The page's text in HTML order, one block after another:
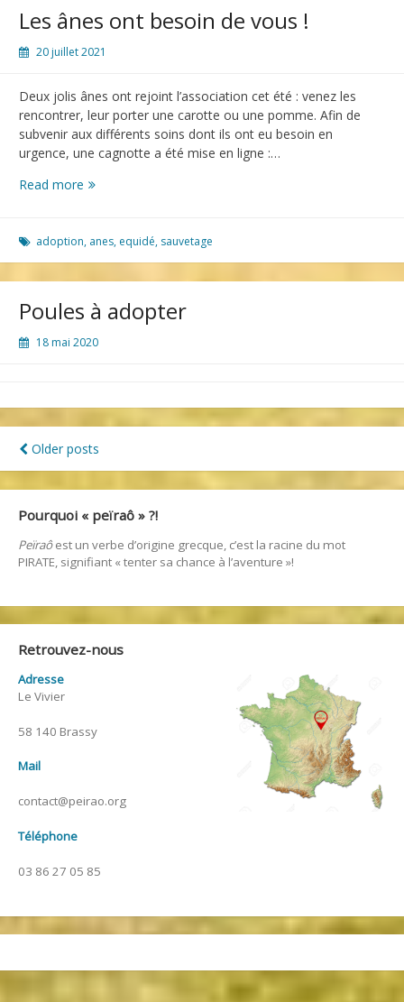
Les ânes ont besoin de vous !
20 juillet 2021
Deux jolis ânes ont rejoint l’association cet été : venez les
rencontrer, leur porter une carotte ou une pomme. Afin de
subvenir aux différents soins dont ils ont eu besoin en
urgence, une cagnotte a été mise en ligne :…
Read more Les
besoin
de
vous
adoption, anes, equidé, sauvetage
Poules à adopter
18 mai 2020
Navigation
des
articles
Older posts
Pourquoi « peïraô » ?!
Peïraôest un verbe d’origine grecque, c’est la racine du mot
PIRATE, signifiant « tenter sa chance à l’aventure »!
Retrouvez-nous
Adresse
Le Vivier
58 140 Brassy
Mail
contact@peirao.org
Téléphone
03 86 27 05 85